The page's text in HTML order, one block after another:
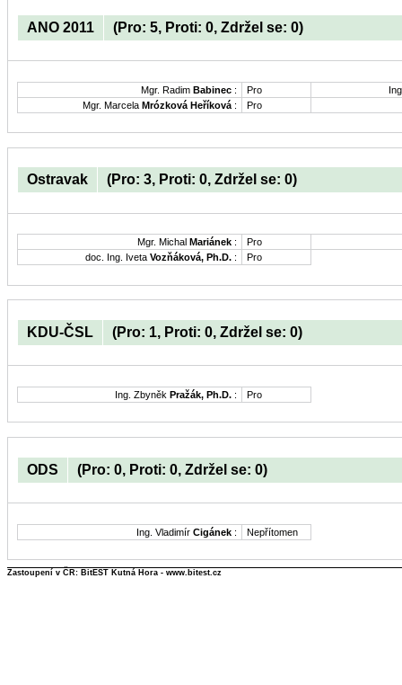
ANO 2011 (Pro: 5, Proti: 0, Zdržel se: 0)
Mgr. Radim Babinec : Pro
Mgr. Marcela Mrózková Heříková : Pro
Ostravak (Pro: 3, Proti: 0, Zdržel se: 0)
Mgr. Michal Mariánek :
Pro
doc. Ing. Iveta Vozňáková, Ph.D. : Pro
KDU-ČSL (Pro: 1, Proti: 0, Zdržel se: 0)
Ing. Zbyněk Pražák, Ph.D. : Pro
ODS (Pro: 0, Proti: 0, Zdržel se: 0)
Ing. Vladimír Cigánek : Nepřítomen
Zastoupení v ČR: BitEST Kutná Hora - www.bitest.cz